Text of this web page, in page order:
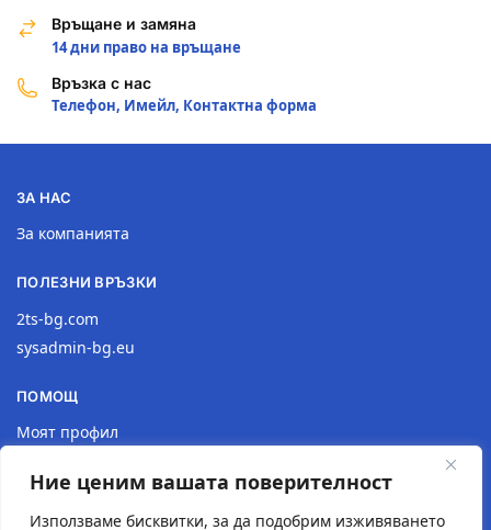
Ние ценим вашата поверителност
Използваме бисквитки, за да подобрим изживяването
Връщане и замяна
14 дни право на връщане
Връзка с нас
Телефон, Имейл, Контактна форма
ЗА НАС
За компанията
ПОЛЕЗНИ ВРЪЗКИ
2ts-bg.com
sysadmin-bg.eu
ПОМОЩ
Моят профил
Връщане на продукт
Политика за поверителност